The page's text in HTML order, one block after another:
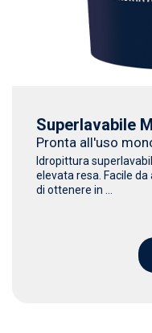
Superlavabile
Pronta all'uso
Idropittura
elevata resa. Facile
di ottenere in ...